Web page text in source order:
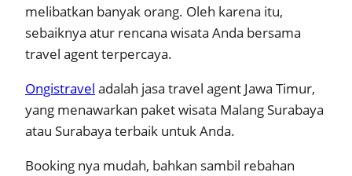
melibatkan banyak orang. Oleh karena itu,
sebaiknya atur rencana wisata Anda bersama
travel agent terpercaya.
Ongistravel adalah jasa travel agent Jawa Timur,
yang menawarkan paket wisata Malang Surabaya
atau Surabaya terbaik untuk Anda.
Booking nya mudah, bahkan sambil rebahan